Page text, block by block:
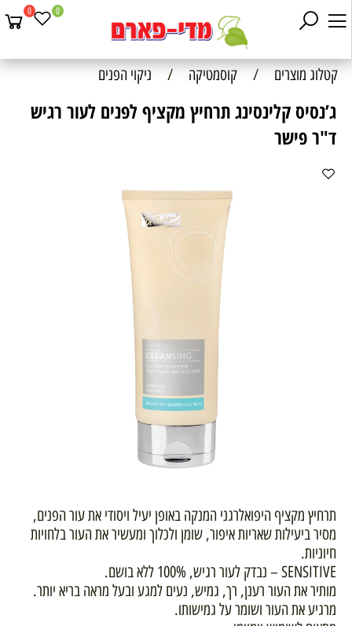
0 0
קטלוג מוצרים / קוסמטיקה / ניקוי הפנים
ג’נסיס קלינסינג תרחיץ מקציף לפנים לעור רגיש
ד"ר פישר
תרחיץ מקציף היפואלרגני המנקה באופן יעיל ויסודי את עור הפנים,
מסיר ביעילות שאריות איפור, שומן ולכלוך ומעשיר את העור בלחויות
חיוניות.
SENSITIVE – נבדק לעור רגיש, 100% ללא בושם.
מותיר את העור רענן, רך, גמיש, נעים למגע ובעל מראה בריא יותר.
מרגיע את העור ושומר על גמישותו.